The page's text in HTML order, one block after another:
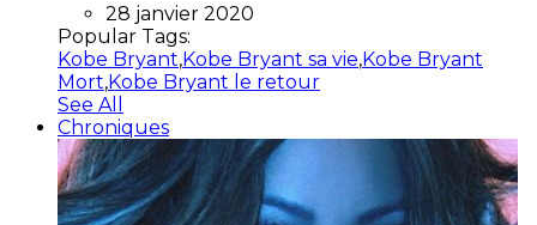
28 janvier 2020
Popular Tags:
Kobe Bryant,Kobe Bryant sa vie,Kobe Bryant
Mort,Kobe Bryant le retour
See All
Chroniques